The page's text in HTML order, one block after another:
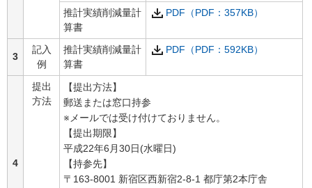
推計実績削減量計
算書
PDF（PDF：357KB）
3
記入
例
推計実績削減量計
算書
PDF（PDF：592KB）
4
提出
方法
【提出方法】
郵送または窓口持参
※メールでは受け付けておりません。
【提出期限】
平成22年6月30日(水曜日)
【持参先】
〒163-8001 新宿区西新宿2-8-1 都庁第2本庁舎